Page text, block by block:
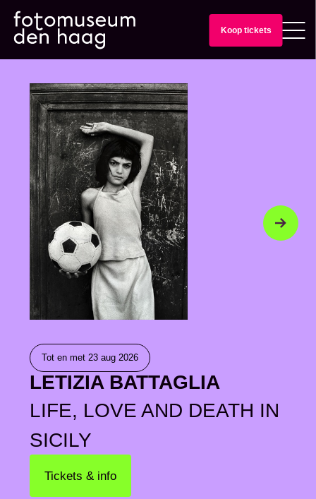
Koop tickets
Tot en met 23 aug 2026
LETIZIA BATTAGLIA
LIFE, LOVE AND DEATH IN
SICILY
Tickets & info